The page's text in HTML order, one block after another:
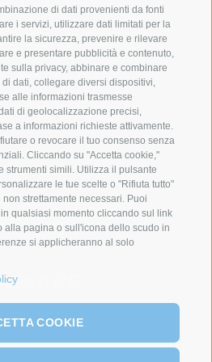
di dati provenienti da fonti
i servizi, utilizzare dati limitati per la
la sicurezza, prevenire e rilevare
e presentare pubblicità e contenuto,
sulla privacy, abbinare e combinare
dati, collegare diversi dispositivi,
alle informazioni trasmesse
di geolocalizzazione precisi,
a informazioni richieste attivamente.
o revocare il tuo consenso senza
Cliccando su "Accetta cookie,"
strumenti simili. Utilizza il pulsante
le tue scelte o "Rifiuta tutto"
strettamente necessari. Puoi
qualsiasi momento cliccando sul link
alla pagina o sull'icona dello scudo in
si applicheranno al solo
COOKIE
GROUP PARTNERS: